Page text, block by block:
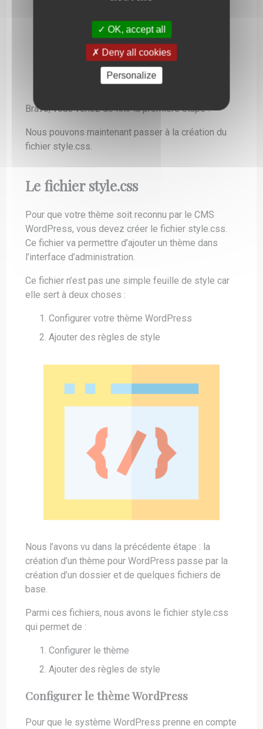
Dans ce dossier :
Créez un fichierstyle.css
Créez un fichierindex.php
Créez un fichierfunctions.php
Bravo, vous venez de finir la première étape !
Nous pouvons maintenant passer à la création du
fichier style.css.
Le fichier style.css
Pour que votre thème soit reconnu par le CMS
WordPress, vous devez créer le fichier style.css.
Ce fichier va permettre d’ajouter un thème dans
l’interface d’administration.
Ce fichier n’est pas une simple feuille de style car
elle sert à deux choses :
Configurer votre thème WordPress
Ajouter des règles de style
Nous l’avons vu dans la précédente étape : la
création d’un thème pour WordPress passe par la
création d’un dossier et de quelques fichiers de
base.
Parmi ces fichiers, nous avons le fichier style.css
qui permet de :
Configurer le thème
Ajouter des règles de style
Configurer le thème WordPress
Pour que le système WordPress prenne en compte
OK, accept all
Deny all cookies
Personalize